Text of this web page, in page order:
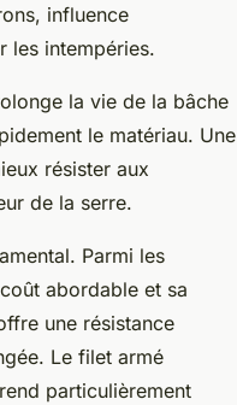
influence
les intempéries.
la vie de la bâche
le matériau. Une
résister aux
de la serre.
Parmi les
abordable et sa
une résistance
Le filet armé
particulièrement